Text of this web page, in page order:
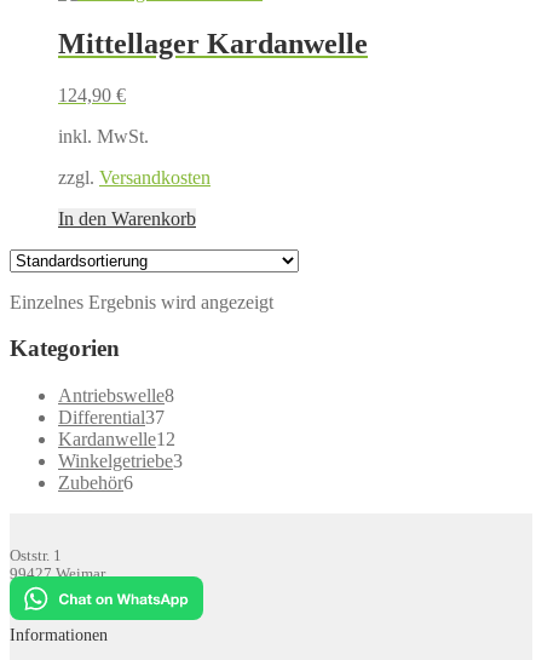
Mittellager Kardanwelle
124,90 €
inkl. MwSt.
zzgl. Versandkosten
In den Warenkorb
Einzelnes Ergebnis wird angezeigt
Kategorien
Antriebswelle88
Differential3737
Produkte
Kardanwelle12
Produkte
Winkelgetriebe33
Zubehör66
Oststr. 1
99427 Weimar
info@allradbus.com
Informationen